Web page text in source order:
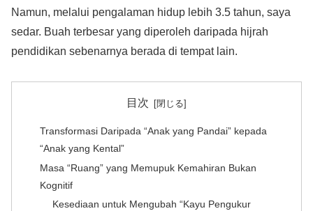
Namun, melalui pengalaman hidup lebih 3.5 tahun, saya
sedar. Buah terbesar yang diperoleh daripada hijrah
pendidikan sebenarnya berada di tempat lain.
目次
Transformasi Daripada “Anak yang Pandai” kepada
“Anak yang Kental”
Masa “Ruang” yang Memupuk Kemahiran Bukan
Kognitif
Kesediaan untuk Mengubah “Kayu Pengukur